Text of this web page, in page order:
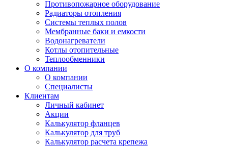
Противопожарное оборудование
Радиаторы отопления
Системы теплых полов
Мембранные баки и емкости
Водонагреватели
Котлы отопительные
Теплообменники
О компании
О компании
Специалисты
Клиентам
Личный кабинет
Акции
Калькулятор фланцев
Калькулятор для труб
Калькулятор расчета крепежа